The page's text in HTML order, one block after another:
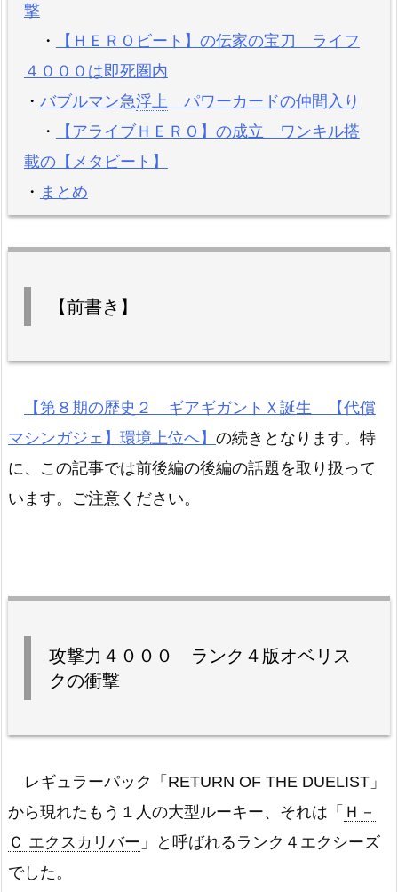
撃
・
【ＨＥＲＯビート】の伝家の宝刀 ライフ
４０００は即死圏内
・ バブルマン急浮上 パワーカードの仲間入り
・
【アライブＨＥＲＯ】の成立 ワンキル搭
載の【メタビート】
・ まとめ
【前書き】
【第８期の歴史２ ギアギガントＸ誕生 【代償
マシンガジェ】環境上位へ】 の続きとなります。特
に、この記事では前後編の後編の話題を取り扱って
います。ご注意ください。
攻撃力４０００ ランク４版オベリス
クの衝撃
レギュラーパック「RETURN OF THE DUELIST」
から現れたもう１人の大型ルーキー、それは「 Ｈ－
Ｃ エクスカリバー 」と呼ばれるランク４エクシーズ
でした。